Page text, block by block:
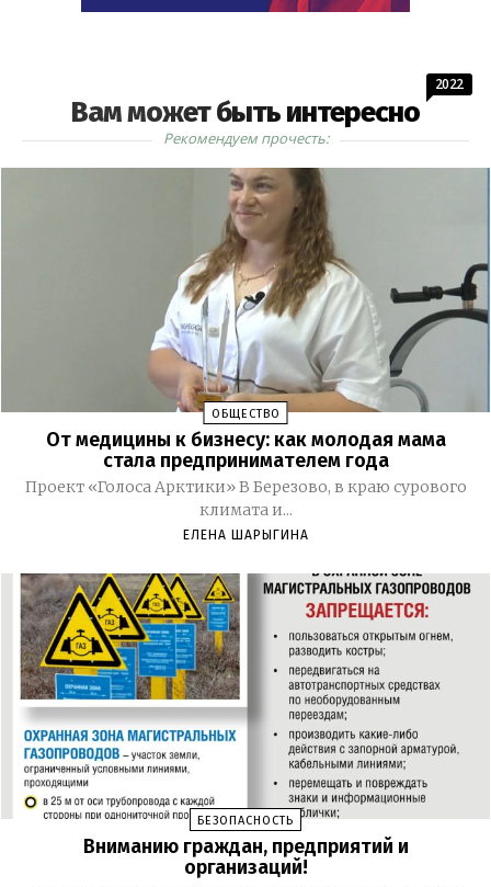
Вам может быть интересно
2022
Рекомендуем прочесть:
ОБЩЕСТВО
От медицины к бизнесу: как молодая мама
стала предпринимателем года
Проект «Голоса Арктики» В Березово, в краю сурового
климата и...
ЕЛЕНА ШАРЫГИНА
БЕЗОПАСНОСТЬ
Вниманию граждан, предприятий и
организаций!